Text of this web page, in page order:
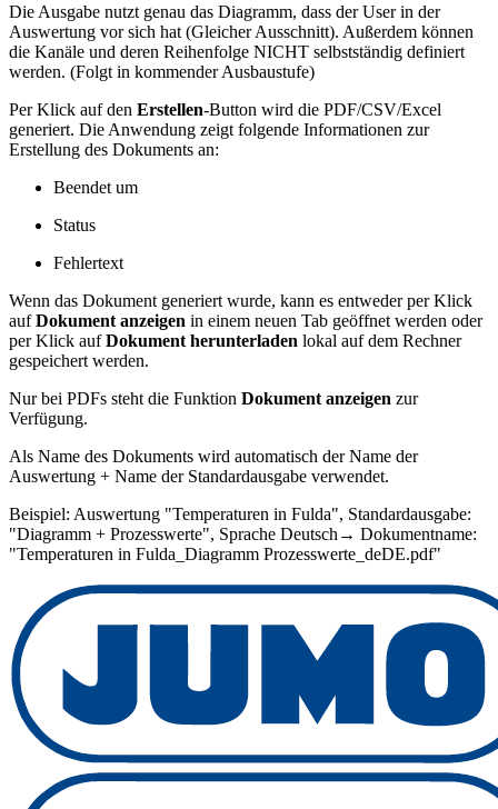
Die Ausgabe nutzt genau das Diagramm, dass der User in der
Auswertung vor sich hat (Gleicher Ausschnitt). Außerdem können
die Kanäle und deren Reihenfolge NICHT selbstständig definiert
werden. (Folgt in kommender Ausbaustufe)
Per Klick auf den Erstellen-Button wird die PDF/CSV/Excel
generiert. Die Anwendung zeigt folgende Informationen zur
Erstellung des Dokuments an:
Beendet um
Status
Fehlertext
Wenn das Dokument generiert wurde, kann es entweder per Klick
aufDokument anzeigen in einem neuen Tab geöffnet werden oder
per Klick aufDokument herunterladen lokal auf dem Rechner
gespeichert werden.
Nur bei PDFs steht die Funktion Dokument anzeigen zur
Verfügung.
Als Name des Dokuments wird automatisch der Name der
Auswertung + Name der Standardausgabe verwendet.
Beispiel: Auswertung "Temperaturen in Fulda", Standardausgabe:
"Diagramm + Prozesswerte", Sprache Deutsch→ Dokumentname:
"Temperaturen in Fulda_Diagramm Prozesswerte_deDE.pdf"